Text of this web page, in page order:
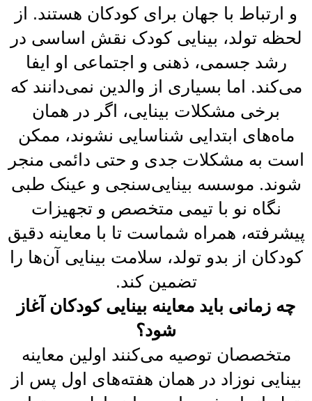
و ارتباط با جهان برای کودکان هستند. از
لحظه تولد، بینایی کودک نقش اساسی در
رشد جسمی، ذهنی و اجتماعی او ایفا
می‌کند. اما بسیاری از والدین نمی‌دانند که
برخی مشکلات بینایی، اگر در همان
ماه‌های ابتدایی شناسایی نشوند، ممکن
است به مشکلات جدی و حتی دائمی منجر
شوند. موسسه بینایی‌سنجی و عینک طبی
نگاه نو با تیمی متخصص و تجهیزات
پیشرفته، همراه شماست تا با معاینه دقیق
کودکان از بدو تولد، سلامت بینایی آن‌ها را
تضمین کند.
چه زمانی باید معاینه بینایی کودکان آغاز
شود؟
متخصصان توصیه می‌کنند اولین معاینه
بینایی نوزاد در همان هفته‌های اول پس از